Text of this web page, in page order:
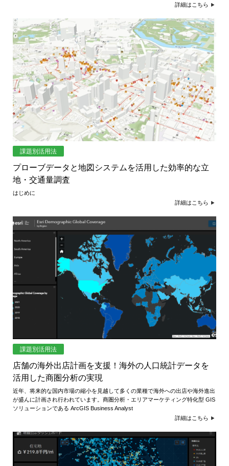
詳細はこちら
課題別活用法
プローブデータと地図システムを活用した効率的な立
地・交通量調査
はじめに
詳細はこちら
課題別活用法
店舗の海外出店計画を支援！海外の人口統計データを
活用した商圏分析の実現
近年、将来的な国内市場の縮小を見越して多くの業種で海外への出店や海外進出
が盛んに計画され行われています。商圏分析・エリアマーケティング特化型 GIS
ソリューションである ArcGIS Business Analyst
詳細はこちら